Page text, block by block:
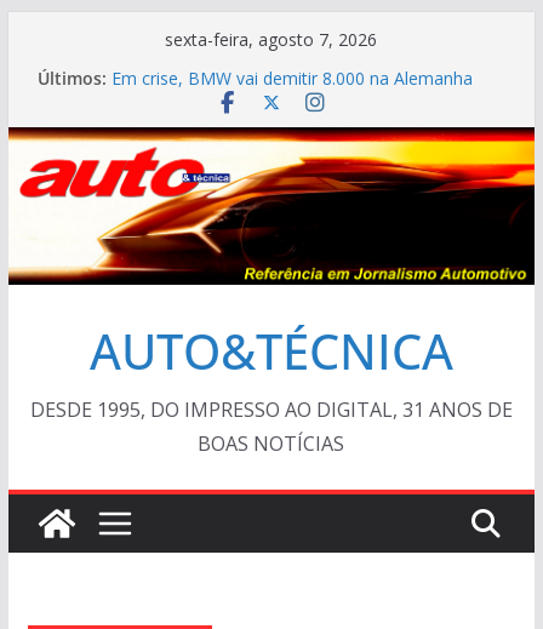
conteúdo
sexta-feira, agosto 7, 2026
Últimos: Em crise, BMW vai demitir 8.000 na Alemanha
VÍDEO ESPECIAL: os antigos no “Poços Classic
Car 2026”
AUTO&TÉCNICA FILES #139 – Chevrolet Calibra
1993
Cristiano Ronaldo mostra sua garagem
Ferrari Luce 2026: esgotada em dois meses
AUTO&TÉCNICA
DESDE 1995, DO IMPRESSO AO DIGITAL, 31 ANOS DE
BOAS NOTÍCIAS